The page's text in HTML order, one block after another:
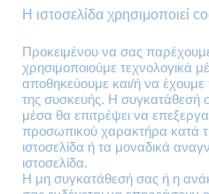
Τρόποι Παράδοσης
Τηλέφωνα
210 41 13 636
210 41 13 280
Διεύθυνση
Η ιστοσελίδα χρησιμοποιεί
Προκειμένου να σας παρέχουμε
χρησιμοποιούμε τεχνολογικά
αποθηκεύουμε και/ή να
της συσκευής. Η συγκατάθεσή
μέσα θα επιτρέψει να
προσωπικού χαρακτήρα κατά
ιστοσελίδα ή τα μοναδικά
ιστοσελίδα.
Η μη συγκατάθεσή σας ή η